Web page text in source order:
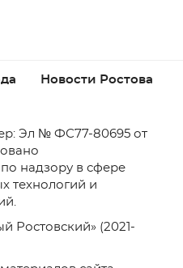
Новости Ростова
Эл № ФС77-80695 от
надзору в сфере
технологий и
Ростовский» (2021-